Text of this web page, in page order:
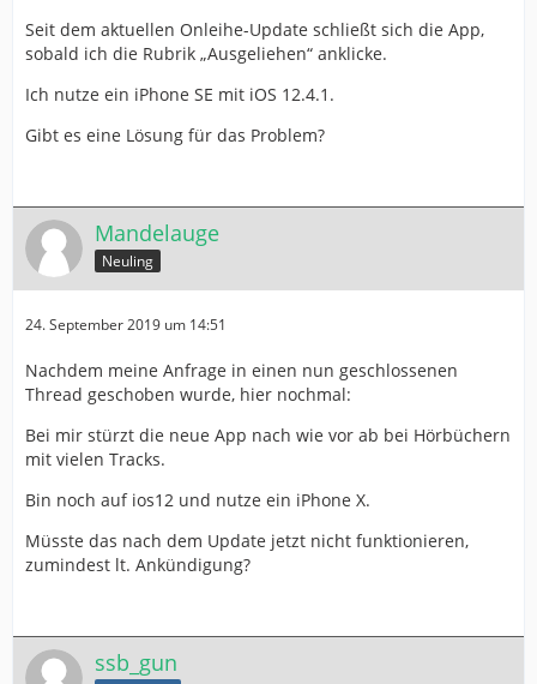
Seit dem aktuellen Onleihe-Update schließt sich die App,
sobald ich die Rubrik „Ausgeliehen“ anklicke.
Ich nutze ein iPhone SE mit iOS 12.4.1.
Gibt es eine Lösung für das Problem?
Mandelauge
Neuling
24. September 2019 um 14:51
Nachdem meine Anfrage in einen nun geschlossenen
Thread geschoben wurde, hier nochmal:
Bei mir stürzt die neue App nach wie vor ab bei Hörbüchern
mit vielen Tracks.
Bin noch auf ios12 und nutze ein iPhone X.
Müsste das nach dem Update jetzt nicht funktionieren,
zumindest lt. Ankündigung?
ssb_gun